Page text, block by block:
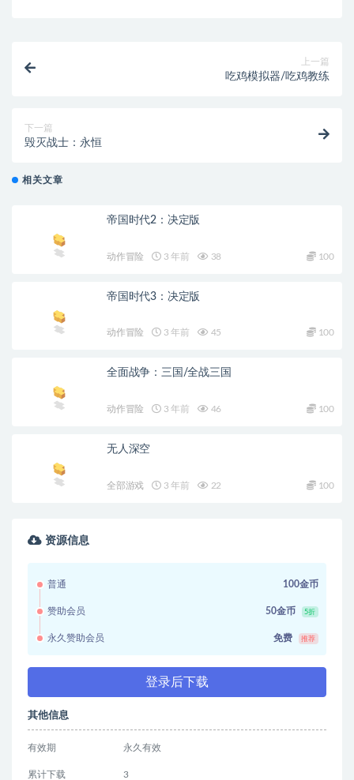
上一篇
吃鸡模拟器/吃鸡教练
下一篇
毁灭战士：永恒
相关文章
帝国时代2：决定版
动作冒险 3 年前 38 100
帝国时代3：决定版
动作冒险 3 年前 45 100
全面战争：三国/全战三国
动作冒险 3 年前 46 100
无人深空
全部游戏 3 年前 22 100
资源信息
普通 100金币
赞助会员 50金币 5折
永久赞助会员 免费 推荐
登录后下载
其他信息
有效期 永久有效
累计下载 3